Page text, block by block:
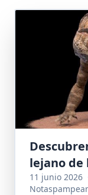
lejano de
11 junio 2026